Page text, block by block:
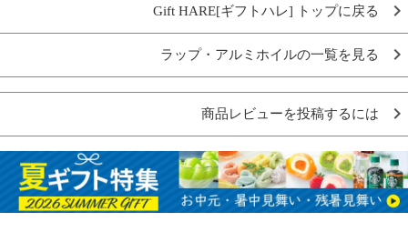
Gift HARE[ギフトハレ] トップに戻る
ラップ・アルミホイルの一覧を見る
商品レビューを投稿するには